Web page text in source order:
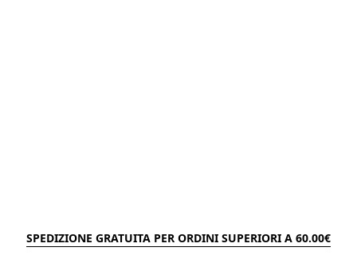
SPEDIZIONE GRATUITA PER ORDINI SUPERIORI A 60.00€